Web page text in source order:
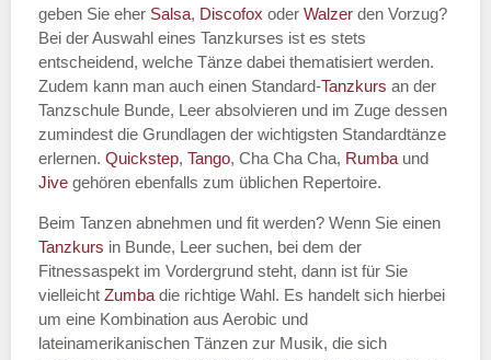
Name des Tanzkurs*
Tanzart*
geben Sie eher Salsa, Discofox oder Walzer den Vorzug?
Bei der Auswahl eines Tanzkurses ist es stets
entscheidend, welche Tänze dabei thematisiert werden.
Zudem kann man auch einen Standard-Tanzkurs an der
Tanzschule Bunde, Leer absolvieren und im Zuge dessen
zumindest die Grundlagen der wichtigsten Standardtänze
erlernen. Quickstep, Tango, Cha Cha Cha, Rumba und
Jive gehören ebenfalls zum üblichen Repertoire.
Beim Tanzen abnehmen und fit werden? Wenn Sie einen
Tanzkurs in Bunde, Leer suchen, bei dem der
Fitnessaspekt im Vordergrund steht, dann ist für Sie
vielleicht Zumba die richtige Wahl. Es handelt sich hierbei
um eine Kombination aus Aerobic und
lateinamerikanischen Tänzen zur Musik, die sich